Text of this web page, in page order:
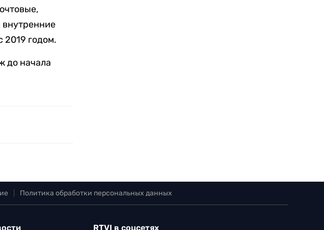
внутренние
2019 годом.
до начала
Политика обработки персональных данных
RTVI в соцсетях